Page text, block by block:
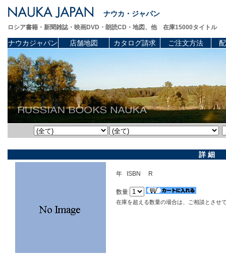
ナウカ・ジャパン
ロシア書籍・新聞雑誌・映画DVD・朗読CD・地図、他 在庫15000タイトル
ナウカジャパン 店舗地図 カタログ請求 ご注文方法
詳 細
年 ISBN R
数量
在庫を超える数量の場合は、ご相談とさせ